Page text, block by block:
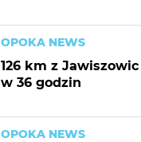
OPOKA NEWS
126 km z
w 36 godzin
OPOKA NEWS